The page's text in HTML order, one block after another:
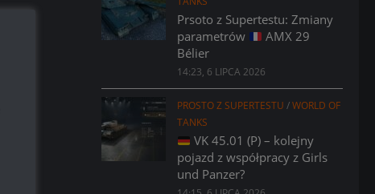
Prsoto z Supertestu: Zmiany
parametrów
AMX 29
Bélier
14:23, 6 LIPCA 2026
PROSTO Z SUPERTESTU /WORLD OF
TANKS
VK 45.01 (P) – kolejny
pojazd z współpracy z Girls
und Panzer?